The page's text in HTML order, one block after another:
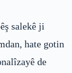
salekê ji
hate gotin
de